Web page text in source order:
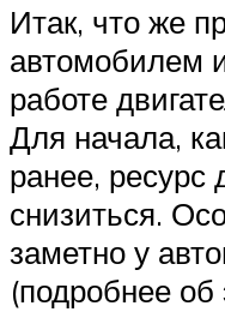
Итак, что же
автомобилем
работе
Для начала,
ранее, ресурс
снизиться.
заметно у
(подробнее